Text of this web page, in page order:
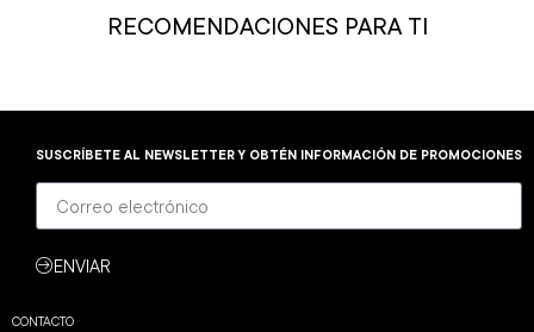
RECOMENDACIONES PARA TI
SUSCRÍBETE AL NEWSLETTER Y OBTÉN INFORMACIÓN DE PROMOCIONES
ENVIAR
CONTACTO